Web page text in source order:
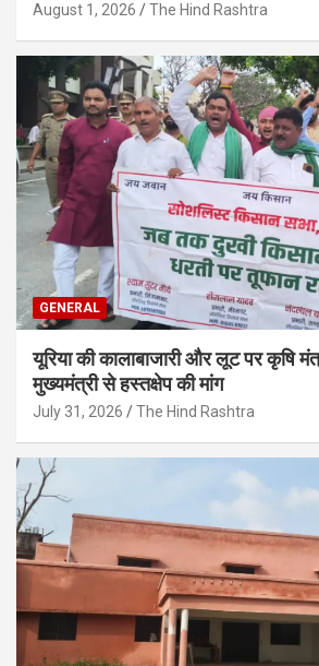
August 1, 2026 The Hind Rashtra
GENERAL
यूरिया की कालाबाजारी और लूट पर कृषि
मुख्यमंत्री से हस्तक्षेप की मांग
July 31, 2026 The Hind Rashtra